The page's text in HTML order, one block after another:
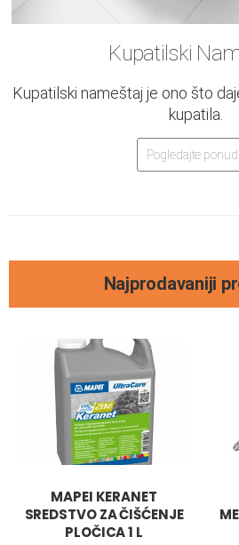
Kupatilski
Kupatilski nameštaj je ono što
kupatila.
Pogledajte
Najprodavaniji
MAPEI KERANET
SREDSTVO ZA ČIŠĆENJE
PLOČICA 1 L